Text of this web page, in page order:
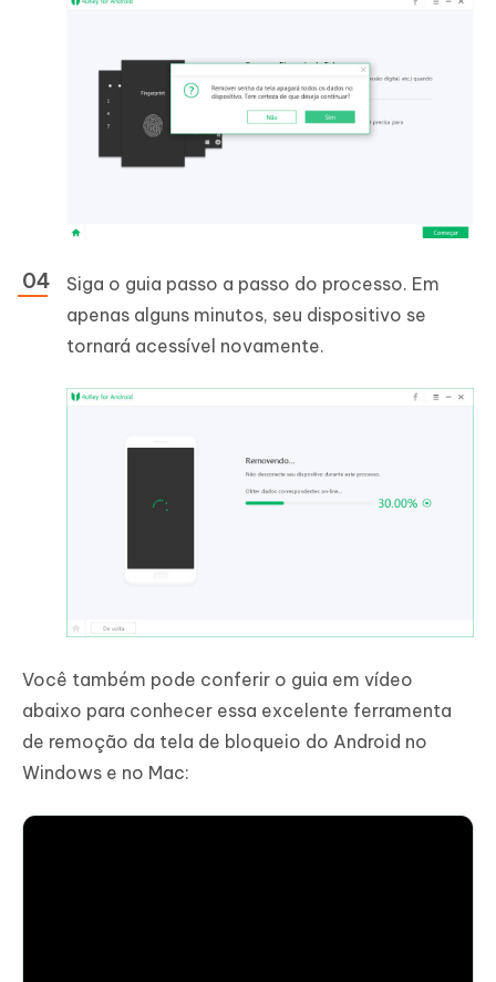
Siga o guia passo a passo do processo. Em
apenas alguns minutos, seu dispositivo se
tornará acessível novamente.
Você também pode conferir o guia em vídeo
abaixo para conhecer essa excelente ferramenta
de remoção da tela de bloqueio do Android no
Windows e no Mac: